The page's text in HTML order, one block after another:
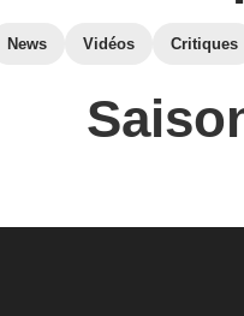
News Vidéos Critiques